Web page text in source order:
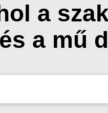
a
és a mű